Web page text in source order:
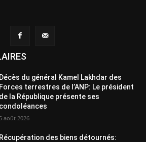
Décès du général Kamel Lakhdar des
Forces terrestres de l’ANP: Le président
de la République présente ses
condoléances
5 août 2026
Récupération des biens détournés: